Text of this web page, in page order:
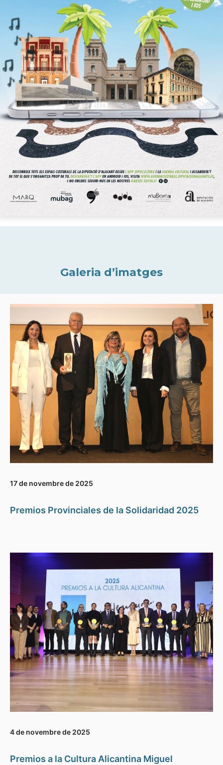
Galeria d’imatges
17 de novembre de 2025
Premios Provinciales de la Solidaridad 2025
4 de novembre de 2025
Premios a la Cultura Alicantina Miguel